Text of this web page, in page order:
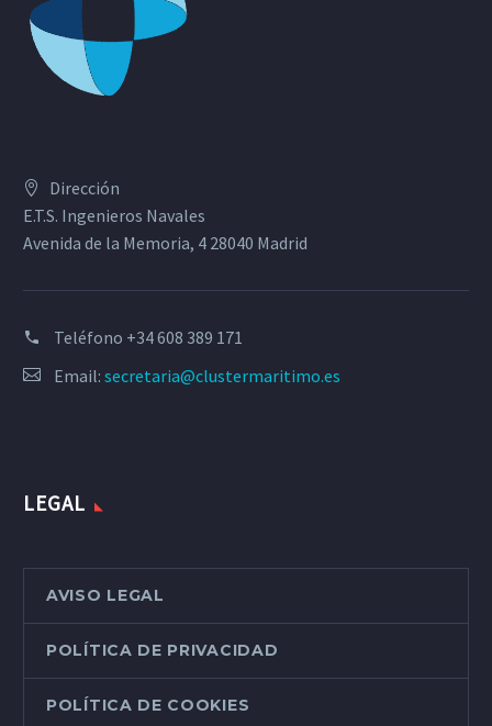
Dirección
E.T.S. Ingenieros Navales
Avenida de la Memoria, 4 28040 Madrid
Teléfono +34 608 389 171
Email: secretaria@clustermaritimo.es
LEGAL
AVISO LEGAL
POLÍTICA DE PRIVACIDAD
POLÍTICA DE COOKIES